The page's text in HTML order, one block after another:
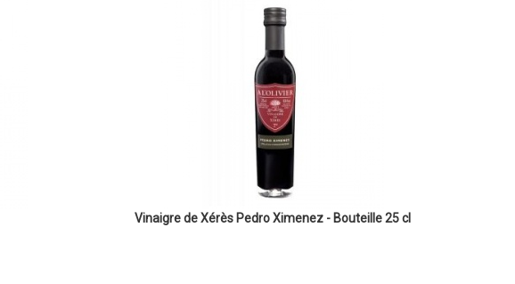
Vinaigre de Xérès Pedro Ximenez - Bouteille 25 cl